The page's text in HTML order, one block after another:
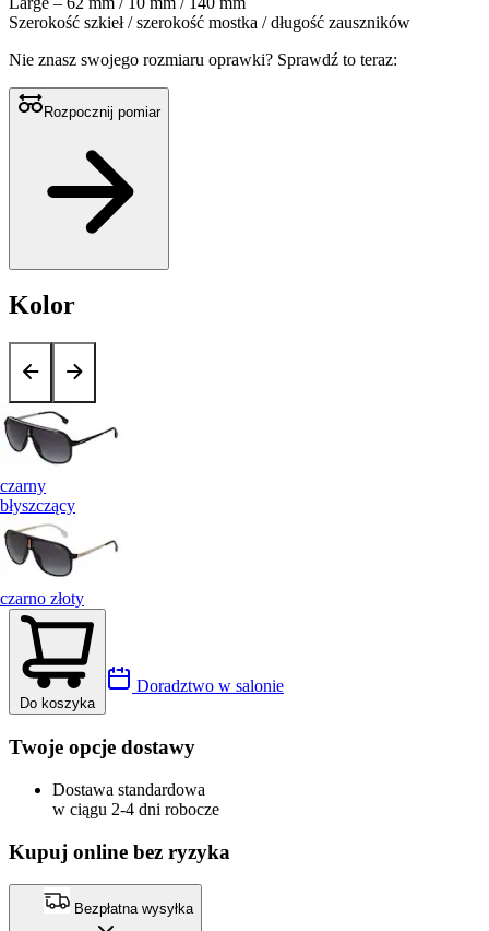
Szerokość szkieł / szerokość mostka / długość zauszników
Nie znasz swojego rozmiaru oprawki? Sprawdź to teraz:
Rozpocznij pomiar
Kolor
czarny
błyszczący
czarno złoty
Do koszyka
Doradztwo w salonie
Twoje opcje dostawy
Dostawa standardowa
w ciągu 2-4 dni robocze
Kupuj online bez ryzyka
Bezpłatna wysyłka